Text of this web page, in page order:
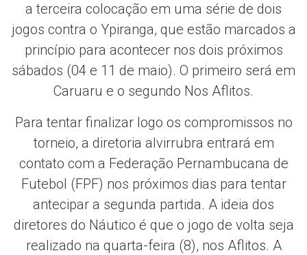
a terceira colocação em uma série de dois
jogos contra o Ypiranga, que estão marcados a
princípio para acontecer nos dois próximos
sábados (04 e 11 de maio). O primeiro será em
Caruaru e o segundo Nos Aflitos.
Para tentar finalizar logo os compromissos no
torneio, a diretoria alvirrubra entrará em
contato com a Federação Pernambucana de
Futebol (FPF) nos próximos dias para tentar
antecipar a segunda partida. A ideia dos
diretores do Náutico é que o jogo de volta seja
realizado na quarta-feira (8), nos Aflitos. A